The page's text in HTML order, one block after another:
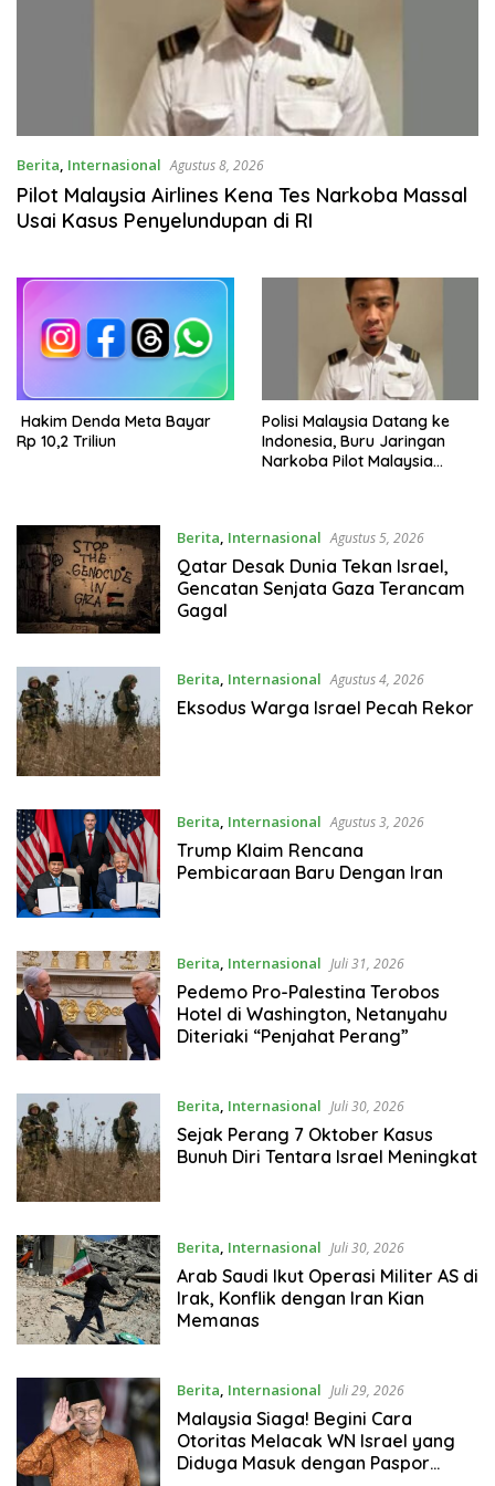
Berita, Internasional Agustus 8, 2026
Pilot Malaysia Airlines Kena Tes Narkoba Massal
Usai Kasus Penyelundupan di RI
Hakim Denda Meta Bayar
Rp 10,2 Triliun
Polisi Malaysia Datang ke
Indonesia, Buru Jaringan
Narkoba Pilot Malaysia
Berita, Internasional Agustus 5, 2026
Qatar Desak Dunia Tekan Israel,
Gencatan Senjata Gaza Terancam
Gagal
Berita, Internasional Agustus 4, 2026
Eksodus Warga Israel Pecah Rekor
Berita, Internasional Agustus 3, 2026
Trump Klaim Rencana
Pembicaraan Baru Dengan Iran
Berita, Internasional Juli 31, 2026
Pedemo Pro-Palestina Terobos
Hotel di Washington, Netanyahu
Diteriaki “Penjahat Perang”
Berita Internasional Juli 30, 2026
Sejak Perang 7 Oktober Kasus
Bunuh Diri Tentara Israel Meningkat
Berita, Internasional Juli 30, 2026
Arab Saudi Ikut Operasi Militer AS di
Irak, Konflik dengan Iran Kian
Memanas
Berita Internasional Juli 29, 2026
Malaysia Siaga! Begini Cara
Otoritas Melacak WN Israel yang
Diduga Masuk dengan Paspor